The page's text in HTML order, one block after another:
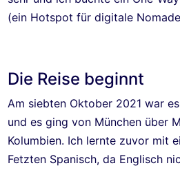
(ein Hotspot für digitale
Die Reise beginnt
Am siebten Oktober 2021 war
und es ging von München über
Kolumbien. Ich lernte zuvor mit
Fetzten Spanisch, da Englisch